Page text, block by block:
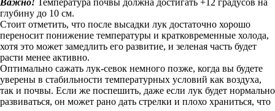
Важно! Температура почвы должна достигать +12 градусов на
глубину до 10 см.
Стоит отметить, что после высадки лук достаточно хорошо
переносит понижение температуры и кратковременные холода,
хотя это может замедлить его развитие, и зеленая часть будет
расти менее активно.
Оптимально сажать лук-севок немного позже, когда вы будете
уверены в стабильности температурных условий как воздуха,
так и почвы. Если же поспешить, даже если лук будет нормально
развиваться, он может рано дать стрелки и плохо храниться, что